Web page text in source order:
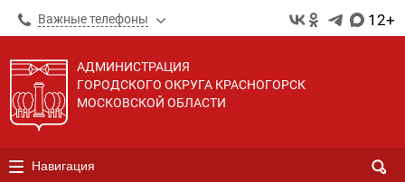
Важные телефоны 12+
АДМИНИСТРАЦИЯ
ГОРОДСКОГО ОКРУГА КРАСНОГОРСК
МОСКОВСКОЙ ОБЛАСТИ
Навигация